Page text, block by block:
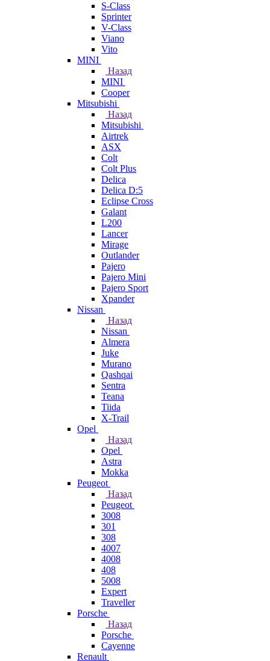
S-Class
Sprinter
V-Class
Viano
Vito
MINI
Назад
MINI
Cooper
Mitsubishi
Назад
Mitsubishi
Airtrek
ASX
Colt
Colt Plus
Delica
Delica D:5
Eclipse Cross
Galant
L200
Lancer
Mirage
Outlander
Pajero
Pajero Mini
Pajero Sport
Xpander
Nissan
Назад
Nissan
Almera
Juke
Murano
Qashqai
Sentra
Teana
Tiida
X-Trail
Opel
Назад
Opel
Astra
Mokka
Peugeot
Назад
Peugeot
3008
301
308
4007
4008
408
5008
Expert
Traveller
Porsche
Назад
Porsche
Cayenne
Renault